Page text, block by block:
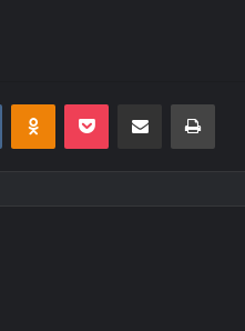
VKontakteOdnoklassniki
Pocket E-Posta ile paylaş